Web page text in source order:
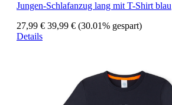
Jungen-Schlafanzug lang mit T-Shirt blau
27,99 € 39,99 € (30.01% gespart)
Details